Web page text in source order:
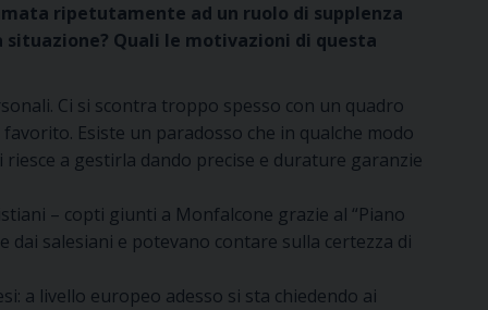
ripetutamente ad un ruolo di supplenza
situazione? Quali le motivazioni di questa
Ci si scontra troppo spesso con un quadro
Esiste un paradosso che in qualche modo
a gestirla dando precise e durature garanzie
– copti giunti a Monfalcone grazie al “Piano
salesiani e potevano contare sulla certezza di
a livello europeo adesso si sta chiedendo ai